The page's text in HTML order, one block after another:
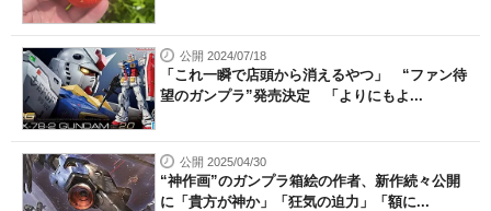
公開 2024/07/18
「これ一瞬で店頭から消えるやつ」 “ファン待
望のガンプラ”発売決定 「よりにもよ...
公開 2025/04/30
“神作画”のガンプラ箱絵の作者、新作続々公開
に「貴方が神か」「狂気の迫力」「額に...